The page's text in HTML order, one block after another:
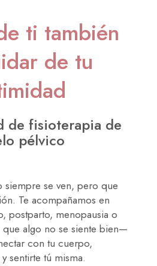
ti también
de tu
de fisioterapia de
pélvico
siempre se ven, pero que
Te acompañamos en
postparto, menopausia o
algo no se siente bien—
con tu cuerpo,
sentirte tú misma.